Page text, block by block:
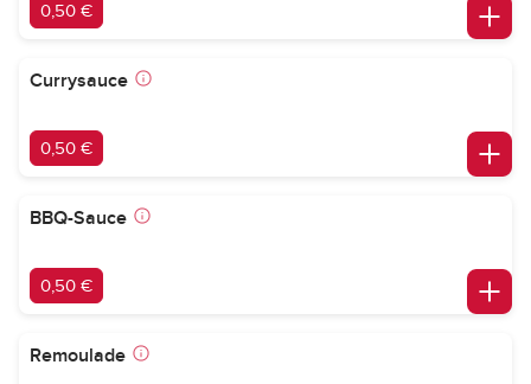
0,50 €
Currysauce
0,50 €
BBQ-Sauce
0,50 €
Remoulade